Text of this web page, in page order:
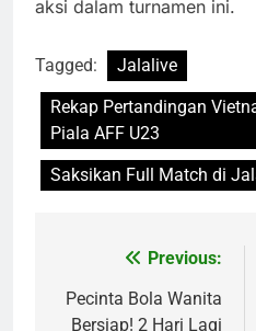
aksi dalam turnamen ini.
Tagged:
Jalalive
Rekap Pertandingan
Piala AFF U23
Saksikan Full Match di
navigation
Previous:
Pecinta Bola Wanita
Bersiap! 2 Hari Lagi